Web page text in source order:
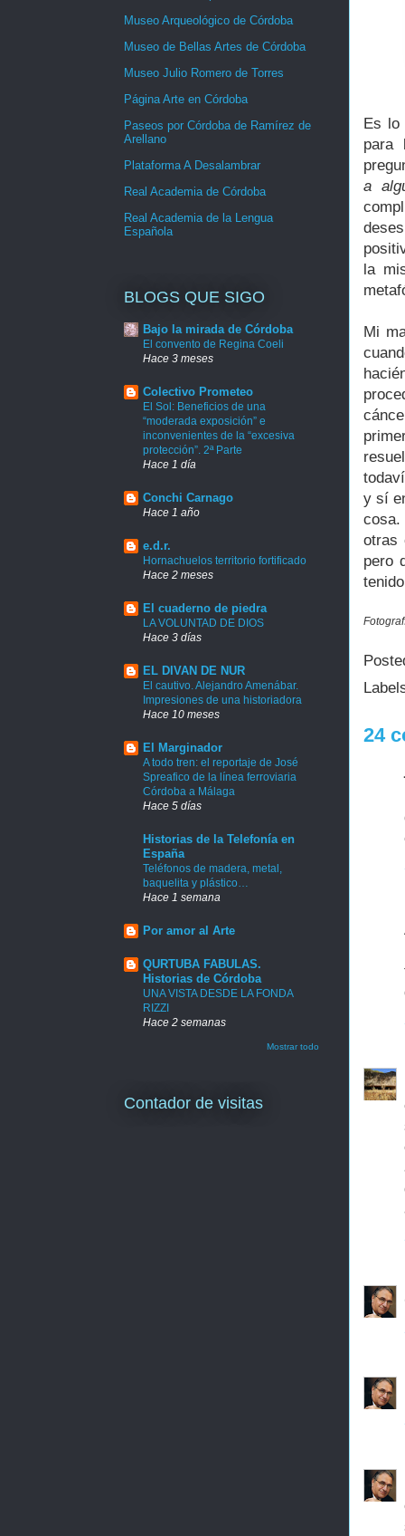
Es lo
para
a
la
Mi
y sí
otras
pero
24
Museo Arqueológico de Córdoba
Museo de Bellas Artes de Córdoba
Museo Julio Romero de Torres
Página Arte en Córdoba
Paseos por Córdoba de Ramírez de
Arellano
Plataforma A Desalambrar
Real Academia de Córdoba
Real Academia de la Lengua
Española
BLOGS QUE SIGO
Bajo la mirada de Córdoba
El convento de Regina Coeli
Hace 3 meses
Colectivo Prometeo
El Sol: Beneficios de una
“moderada exposición” e
inconvenientes de la “excesiva
protección”. 2ª Parte
Hace 1 día
Conchi Carnago
Hace 1 año
e.d.r.
Hornachuelos territorio fortificado
Hace 2 meses
El cuaderno de piedra
LA VOLUNTAD DE DIOS
Hace 3 días
EL DIVAN DE NUR
El cautivo. Alejandro Amenábar.
Impresiones de una historiadora
Hace 10 meses
El Marginador
A todo tren: el reportaje de José
Spreafico de la línea ferroviaria
Córdoba a Málaga
Hace 5 días
Historias de la Telefonía en
España
Teléfonos de madera, metal,
baquelita y plástico…
Hace 1 semana
Por amor al Arte
QURTUBA FABULAS.
Historias de Córdoba
UNA VISTA DESDE LA FONDA
RIZZI
Hace 2 semanas
Mostrar todo
Contador de visitas